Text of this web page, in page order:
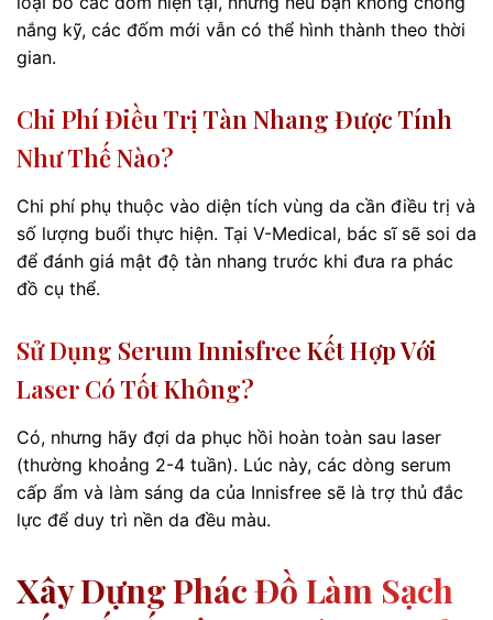
nắng kỹ, các đốm mới vẫn có thể hình thành theo thời
gian.
Chi Phí Điều Trị Tàn Nhang Được Tính
Như Thế Nào?
Chi phí phụ thuộc vào diện tích vùng da cần điều trị và
số lượng buổi thực hiện. Tại V-Medical, bác sĩ sẽ soi da
để đánh giá mật độ tàn nhang trước khi đưa ra phác
đồ cụ thể.
Sử Dụng Serum Innisfree Kết Hợp Với
Laser Có Tốt Không?
Có, nhưng hãy đợi da phục hồi hoàn toàn sau laser
(thường khoảng 2-4 tuần). Lúc này, các dòng serum
cấp ẩm và làm sáng da của Innisfree sẽ là trợ thủ đắc
lực để duy trì nền da đều màu.
Xây Dựng Phác Đồ Làm Sạch